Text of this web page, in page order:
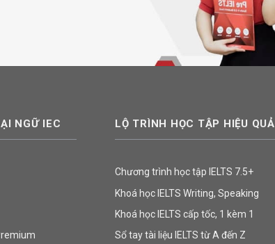
NGỮ IEC LỘ TRÌNH HỌC TẬP HIỆU QUẢ
Chương trình học tập IELTS 7.5+
Khoá học IELTS Writing, Speaking
Khoá học IELTS cấp tốc, 1 kèm 1
Sổ tay tài liệu IELTS từ A đến Z